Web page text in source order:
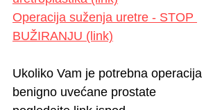
Operacija suženja uretre - STOP
BUŽIRANJU (link)
Ukoliko Vam je potrebna operacija
benigno uvećane prostate